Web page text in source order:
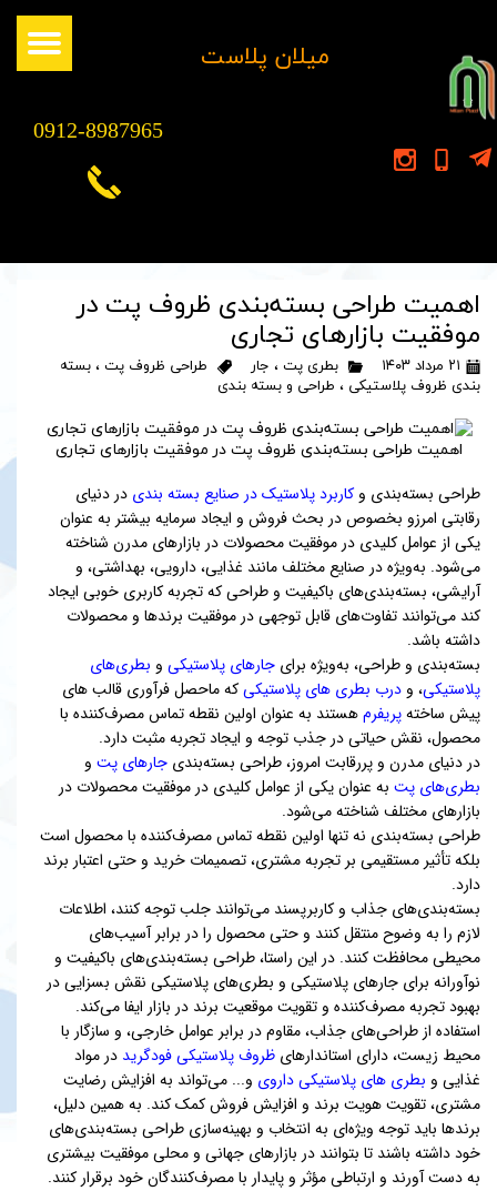
​میلان پلاست
0912-8987965
اهمیت طراحی بسته‌بندی ظروف پت در
موفقیت بازارهای تجاری
۲۱ مرداد ۱۴۰۳ بطری پت ، جار طراحی ظروف پت ، بسته
بندی ظروف پلاستیکی ، طراحی و بسته بندی
اهمیت طراحی بسته‌بندی ظروف پت در موفقیت بازارهای تجاری
طراحی بسته‌بندی و کاربرد پلاستیک در صنایع بسته بندی در دنیای
رقابتی امرزو بخصوص در بحث فروش و ایجاد سرمایه بیشتر به عنوان
یکی از عوامل کلیدی در موفقیت محصولات در بازارهای مدرن شناخته
می‌شود. به‌ویژه در صنایع مختلف مانند غذایی، دارویی، بهداشتی، و
آرایشی، بسته‌بندی‌های باکیفیت و طراحی‌ که تجربه کاربری خوبی ایجاد
کند می‌توانند تفاوت‌های قابل توجهی در موفقیت برندها و محصولات
داشته باشد.
بسته‌بندی و طراحی، به‌ویژه برای جارهای پلاستیکی و بطری‌های
پلاستیکی، و درب بطری های پلاستیکیکه ماحصل فرآوری قالب های
پیش ساختهپریفرمهستند به عنوان اولین نقطه تماس مصرف‌کننده با
محصول، نقش حیاتی در جذب توجه و ایجاد تجربه مثبت دارد.
در دنیای مدرن و پررقابت امروز، طراحی بسته‌بندی جارهای پت و
بطری‌های پت به عنوان یکی از عوامل کلیدی در موفقیت محصولات در
بازارهای مختلف شناخته می‌شود.
طراحی بسته‌بندی نه تنها اولین نقطه تماس مصرف‌کننده با محصول است
بلکه تأثیر مستقیمی بر تجربه مشتری، تصمیمات خرید و حتی اعتبار برند
دارد.
بسته‌بندی‌های جذاب و کاربرپسند می‌توانند جلب توجه کنند، اطلاعات
لازم را به وضوح منتقل کنند و حتی محصول را در برابر آسیب‌های
محیطی محافظت کنند. در این راستا، طراحی بسته‌بندی‌های باکیفیت و
نوآورانه برای جارهای پلاستیکی و بطری‌های پلاستیکی نقش بسزایی در
بهبود تجربه مصرف‌کننده و تقویت موقعیت برند در بازار ایفا می‌کند.
استفاده از طراحی‌های جذاب، مقاوم در برابر عوامل خارجی، و سازگار با
محیط زیست، دارای استاندارهای ظروف پلاستیکی فودگرید در مواد
غذایی و بطری های پلاستیکی داروی و... می‌تواند به افزایش رضایت
مشتری، تقویت هویت برند و افزایش فروش کمک کند. به همین دلیل،
برندها باید توجه ویژه‌ای به انتخاب و بهینه‌سازی طراحی بسته‌بندی‌های
خود داشته باشند تا بتوانند در بازارهای جهانی و محلی موفقیت بیشتری
به دست آورند و ارتباطی مؤثر و پایدار با مصرف‌کنندگان خود برقرار کنند.